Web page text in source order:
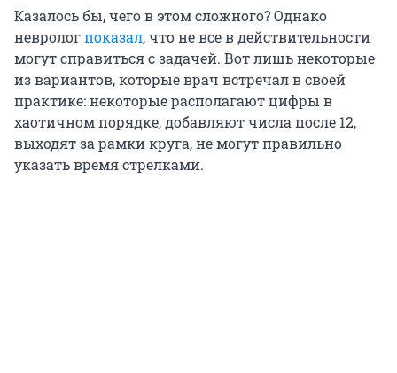
Казалось бы, чего в этом сложного? Однако
неврологпоказал, что не все в действительности
могут справиться с задачей. Вот лишь некоторые
из вариантов, которые врач встречал в своей
практике: некоторые располагают цифры в
хаотичном порядке, добавляют числа после 12,
выходят за рамки круга, не могут правильно
указать время стрелками.